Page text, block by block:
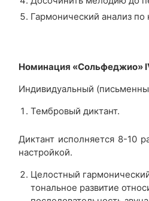
Гармонический анализ по
Номинация «Сольфеджио» I
Индивидуальный
Тембровый диктант.
Диктант исполняется 8-10
настройкой.
Целостный
тональное развитие